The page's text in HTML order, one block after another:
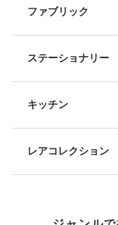
ファブリック
ステーショナリー
キッチン
レアコレクション